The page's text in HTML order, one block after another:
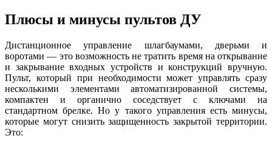
Плюсы и минусы пультов ДУ
Дистанционное управление шлагбаумами, дверьми и
воротами — это возможность не тратить время на открывание
и закрывание входных устройств и конструкций вручную.
Пульт, который при необходимости может управлять сразу
несколькими элементами автоматизированной системы,
компактен и органично соседствует с ключами на
стандартном брелке. Но у такого управления есть минусы,
которые могут снизить защищенность закрытой территории.
Это: